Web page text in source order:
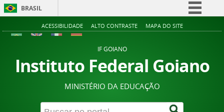
BRASIL
Simplifique!
Acesso à informação
Legislação
Canais
ACESSIBILIDADE ALTO CONTRASTE MAPA DO SITE
IF GOIANO
Instituto Federal Goiano
MINISTÉRIO DA EDUCAÇÃO